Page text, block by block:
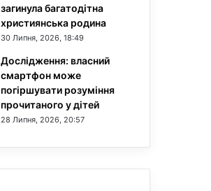
загинула багатодітна
християнська родина
30 Липня, 2026, 18:49
Дослідження: власний
смартфон може
погіршувати розуміння
прочитаного у дітей
28 Липня, 2026, 20:57